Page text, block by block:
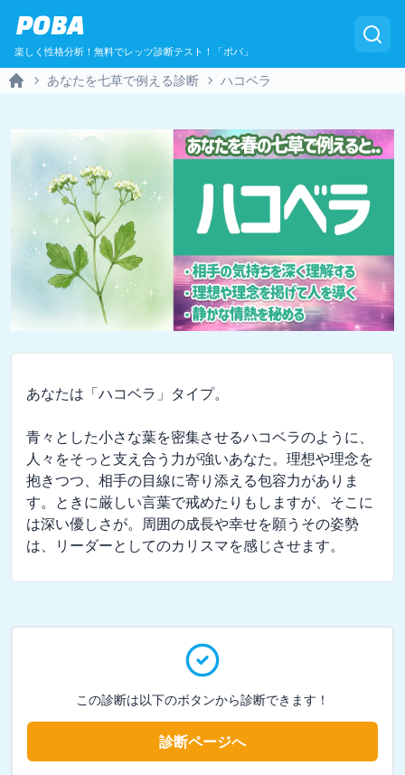
POBA
楽しく性格分析！無料でレッツ診断テスト！「ポバ」
あなたを七草で例える診断 ハコベラ
あなたは「ハコベラ」タイプ。
青々とした小さな葉を密集させるハコベラのように、
人々をそっと支え合う力が強いあなた。理想や理念を
抱きつつ、相手の目線に寄り添える包容力がありま
す。ときに厳しい言葉で戒めたりもしますが、そこに
は深い優しさが。周囲の成長や幸せを願うその姿勢
は、リーダーとしてのカリスマを感じさせます。
この診断は以下のボタンから診断できます！
診断ページへ